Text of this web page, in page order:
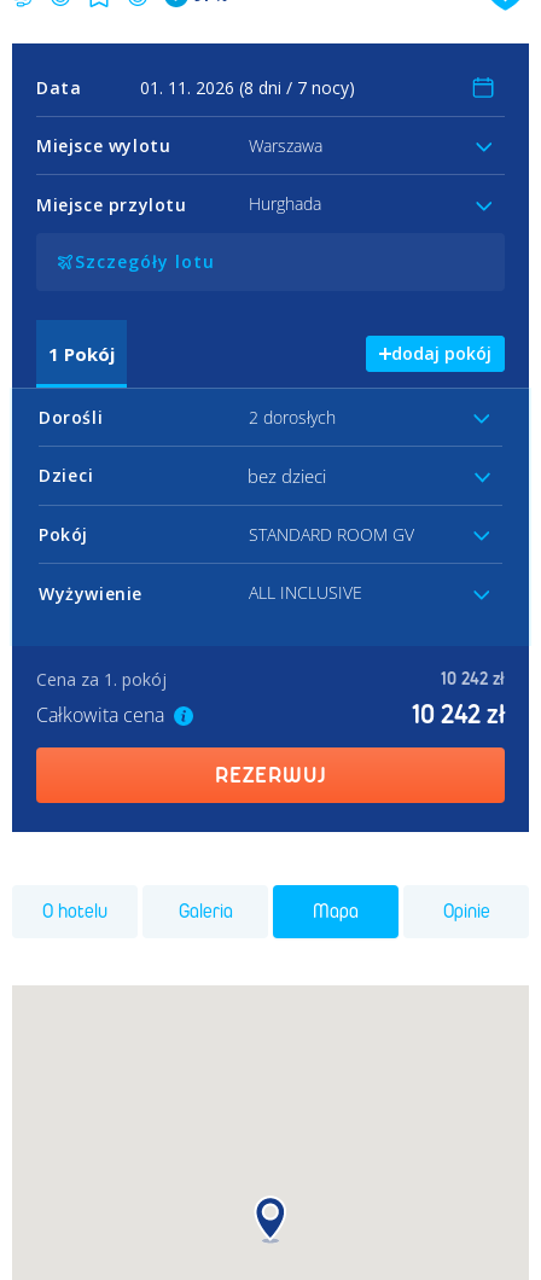
Data
Miejsce wylotu Warszawa
Miejsce przylotu Hurghada
Szczegóły lotu
1 Pokój dodaj pokój
Dorośli 2 dorosłych
Dzieci bez dzieci
Pokój STANDARD ROOM GV
Wyżywienie ALL INCLUSIVE
Cena za 1. pokój 10 242 zł
Całkowita cena 10 242 zł
REZERWUJ
O hotelu Galeria Mapa Opinie